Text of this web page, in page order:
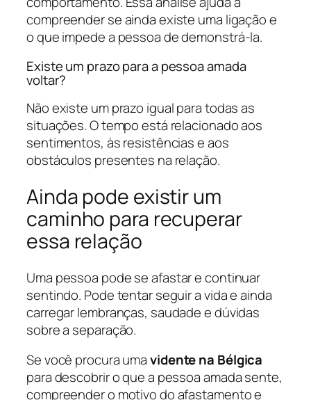
compreender se ainda existe uma ligação e
o que impede a pessoa de demonstrá-la.
Existe um prazo para a pessoa amada
voltar?
Não existe um prazo igual para todas as
situações. O tempo está relacionado aos
sentimentos, às resistências e aos
obstáculos presentes na relação.
Ainda pode existir um
caminho para recuperar
essa relação
Uma pessoa pode se afastar e continuar
sentindo. Pode tentar seguir a vida e ainda
carregar lembranças, saudade e dúvidas
sobre a separação.
Se você procura umavidente na Bélgica
para descobrir o que a pessoa amada sente,
compreender o motivo do afastamento e